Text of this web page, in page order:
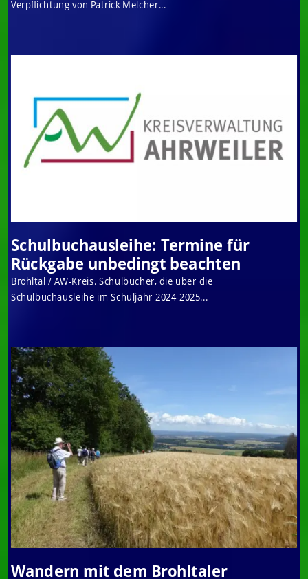
Verpflichtung von Patrick Melcher...
Schulbuchausleihe: Termine für
Rückgabe unbedingt beachten
Brohltal / AW-Kreis. Schulbücher, die über die
Schulbuchausleihe im Schuljahr 2024-2025...
Wandern mit dem Brohltaler